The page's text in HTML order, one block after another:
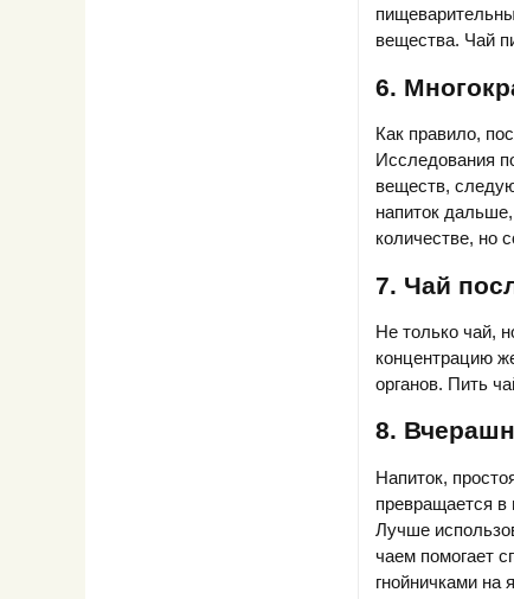
вещества. Чай
6.
Как правило,
Исследования
веществ,
напиток
количестве, но
7. Чай
Не только чай,
концентрацию
органов. Пить
8.
Напиток,
превращается в
Лучше
чаем помогает
гнойничками на